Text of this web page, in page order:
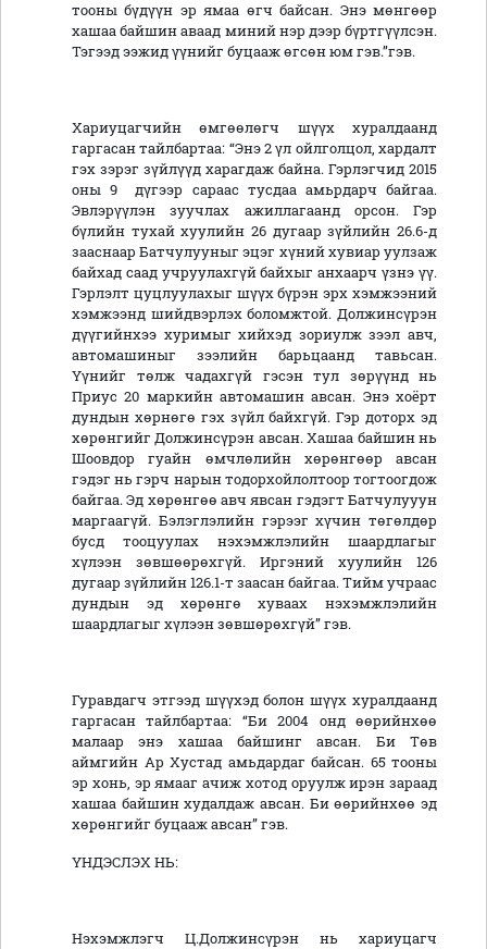
тооны бүдүүн эр ямаа өгч байсан. Энэ мөнгөөр
хашаа байшин аваад миний нэр дээр бүртгүүлсэн.
Тэгээд ээжид үүнийг буцааж өгсөн юм гэв.”гэв.
Хариуцагчийн өмгөөлөгч шүүх хуралдаанд
гаргасан тайлбартаа: “Энэ 2 үл ойлголцол, хардалт
гэх зэрэг зүйлүүд харагдаж байна. Гэрлэгчид 2015
оны 9 дүгээр сараас тусдаа амьрдарч байгаа.
Эвлэрүүлэн зуучлах ажиллагаанд орсон. Гэр
бүлийн тухай хуулийн 26 дугаар зүйлийн 26.6-д
зааснаар Батчулууныг эцэг хүний хувиар уулзаж
байхад саад учруулахгүй байхыг анхаарч үзнэ үү.
Гэрлэлт цуцлуулахыг шүүх бүрэн эрх хэмжээний
хэмжээнд шийдвэрлэх боломжтой. Должинсүрэн
дүүгийнхээ хуримыг хийхэд зориулж зээл авч,
автомашиныг зээлийн барьцаанд тавьсан.
Үүнийг төлж чадахгүй гэсэн тул зөрүүнд нь
Приус 20 маркийн автомашин авсан. Энэ хоёрт
дундын хөрнөгө гэх зүйл байхгүй. Гэр доторх эд
хөрөнгийг Должинсүрэн авсан. Хашаа байшин нь
Шоовдор гуайн өмчлөлийн хөрөнгөөр авсан
гэдэг нь гэрч нарын тодорхойлолтоор тогтоогдож
байгаа. Эд хөрөнгөө авч явсан гэдэгт Батчулууун
маргаагүй. Бэлэглэлийн гэрээг хүчин төгөлдөр
бусд тооцуулах нэхэмжлэлийн шаардлагыг
хүлээн зөвшөөрөхгүй. Иргэний хуулийн 126
дугаар зүйлийн 126.1-т заасан байгаа. Тийм учраас
дундын эд хөрөнгө хуваах нэхэмжлэлийн
шаардлагыг хүлээн зөвшөрөхгүй” гэв.
Гуравдагч этгээд шүүхэд болон шүүх хуралдаанд
гаргасан тайлбартаа: “Би 2004 онд өөрийнхөө
малаар энэ хашаа байшинг авсан. Би Төв
аймгийн Ар Хустад амьдардаг байсан. 65 тооны
эр хонь, эр ямааг ачиж хотод оруулж ирэн зараад
хашаа байшин худалдаж авсан. Би өөрийнхөө эд
хөрөнгийг буцааж авсан” гэв.
ҮНДЭСЛЭХ НЬ:
Нэхэмжлэгч Ц.Должинсүрэн нь хариуцагч